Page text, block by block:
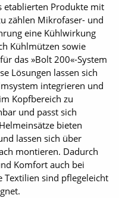
etablierten Produkte mit
zählen Mikrofaser- und
eine Kühlwirkung
Kühlmützen sowie
das »Bolt 200«-System
Lösungen lassen sich
integrieren und
Kopfbereich zu
und passt sich
bieten
lassen sich über
montieren. Dadurch
Komfort auch bei
Textilien sind pflegeleicht